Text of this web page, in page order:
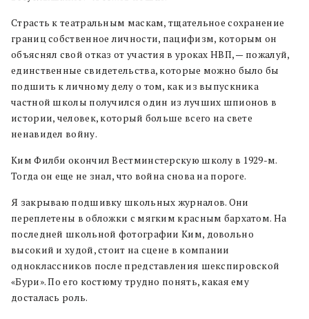
Страсть к театральным маскам, тщательное сохранение
границ собственное личности, пацифизм, которым он
объяснял свой отказ от участия в уроках НВП, — пожалуй,
единственные свидетельства, которые можно было бы
подшить к личному делу о том, как из выпускника
частной школы получился один из лучших шпионов в
истории, человек, который больше всего на свете
ненавидел войну.
Ким Филби окончил Вестминстерскую школу в 1929-м.
Тогда он еще не знал, что война снова на пороге.
Я закрываю подшивку школьных журналов. Они
переплетены в обложки с мягким красным бархатом. На
последней школьной фотографии Ким, довольно
высокий и худой, стоит на сцене в компании
одноклассников после представления шекспировской
«Бури». По его костюму трудно понять, какая ему
досталась роль.